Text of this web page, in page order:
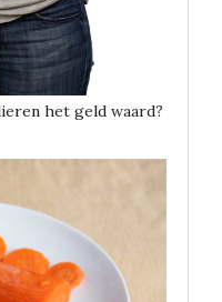
het geld waard?